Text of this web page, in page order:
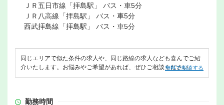
ＪＲ五日市線「拝島駅」 バス・車5分
ＪＲ八高線「拝島駅」 バス・車5分
西武拝島線「拝島駅」 バス・車5分
同じエリアで似た条件の求人や、同じ路線の求人なども喜んでご紹
介いたします。お悩みやご希望があれば、ぜひご相談ください。
無料で相談する
勤務時間